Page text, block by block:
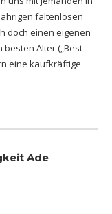
faltenlosen
doch einen eigenen
Alter („Best-
eine kaufkräftige
Ade